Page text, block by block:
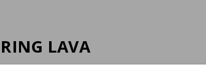
RING LAVA